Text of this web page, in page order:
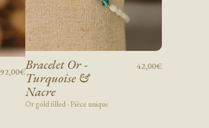
92,00€Bracelet Or -
Turquoise &
Nacre
42,00€
Or gold filled - Pièce unique